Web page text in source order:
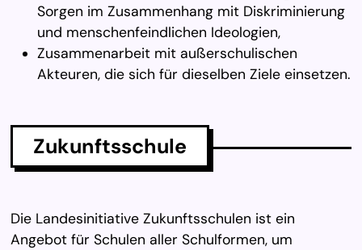
Sorgen im Zusammenhang mit Diskriminierung
und menschenfeindlichen Ideologien,
Zusammenarbeit mit außerschulischen
Akteuren, die sich für dieselben Ziele einsetzen.
Zu­kunfts­schu­le
Die Landesinitiative Zukunftsschulen ist ein
Angebot für Schulen aller Schulformen, um